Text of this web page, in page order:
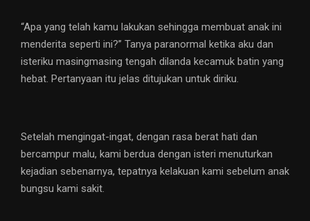
“Apa yang telah kamu lakukan sehingga membuat anak ini
menderita seperti ini?” Tanya paranormal ketika aku dan
isteriku masingmasing tengah dilanda kecamuk batin yang
hebat. Pertanyaan itu jelas ditujukan untuk diriku.
Setelah mengingat-ingat, dengan rasa berat hati dan
bercampur malu, kami berdua dengan isteri menuturkan
kejadian sebenarnya, tepatnya kelakuan kami sebelum anak
bungsu kami sakit.